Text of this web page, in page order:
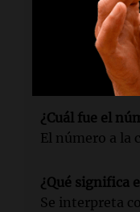
El sorteo
¿Cuándo se
El miércoles 10
¿Cuál fue el
El número a la
¿Qué significa
Se interpreta